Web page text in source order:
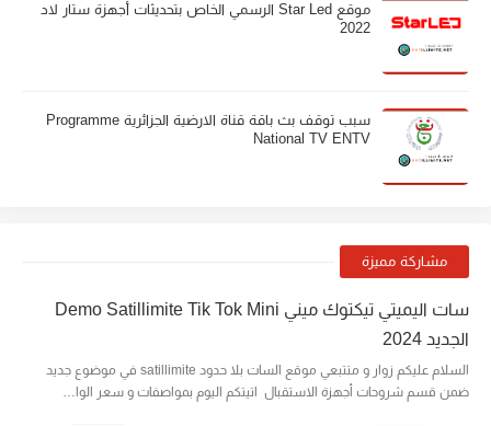
موقع Star Led الرسمي الخاص بتحديثات أجهزة ستار لاد
2022
سبب توقف بث باقة قناة الارضية الجزائرية Programme
National TV ENTV
مشاركة مميزة
سات اليميتي تيكتوك ميني Demo Satillimite Tik Tok Mini
الجديد 2024
السلام عليكم زوار و متتبعي موقع السات بلا حدود satillimite في موضوع جديد
ضمن قسم شروحات أجهزة الاستقبال اتيتكم اليوم بمواصفات و سعر الوا…